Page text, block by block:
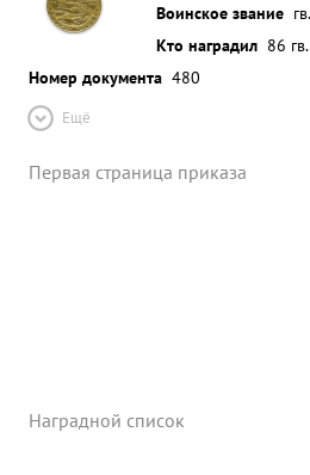
Воинское звание
Кто наградил 86
Номер документа 480
Ещё
Первая страница приказа
Наградной список